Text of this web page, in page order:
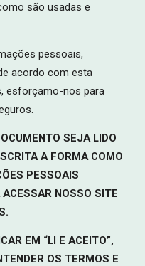
são usadas e
pessoais,
acordo com esta
esforçamo-nos para
SEJA LIDO
A FORMA COMO
PESSOAIS
NOSSO SITE
EM “LI E ACEITO”,
OS TERMOS E